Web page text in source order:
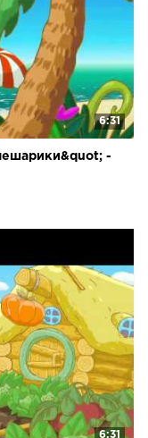
6:31
-
6:31